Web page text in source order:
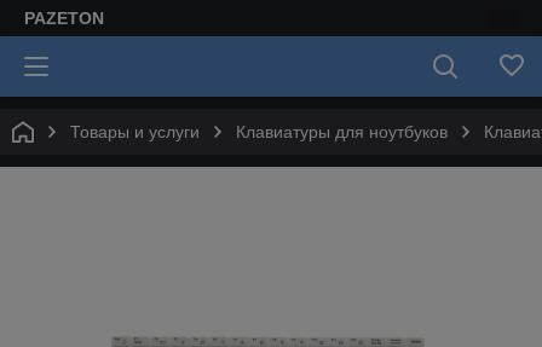
PAZETON
Товары и услуги Клавиатуры для ноутбуков